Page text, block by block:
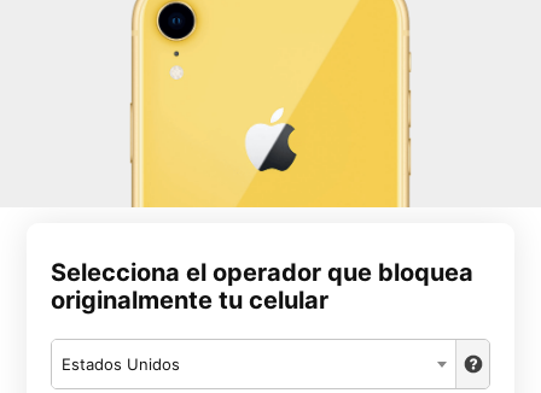
Selecciona el operador que bloquea
originalmente tu celular
Estados Unidos